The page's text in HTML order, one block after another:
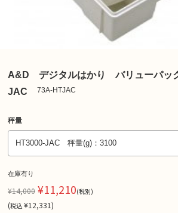
A&D デジタルはかり バリューパ
JAC
73A-HTJAC
秤量
在庫有り
¥14,000 ¥11,210(税別)
(税込 ¥12,331)